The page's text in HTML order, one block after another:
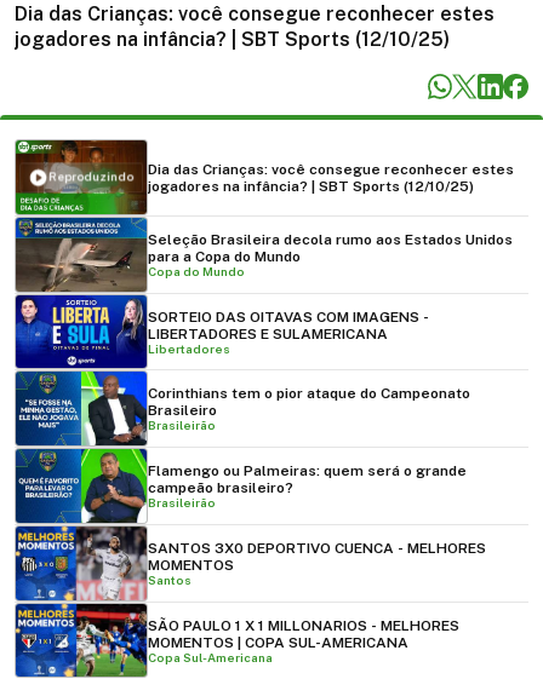
Dia das Crianças: você consegue reconhecer estes
jogadores na infância? | SBT Sports (12/10/25)
Reproduzindo
Dia das Crianças: você consegue reconhecer estes
jogadores na infância? | SBT Sports (12/10/25)
Seleção Brasileira decola rumo aos Estados Unidos
para a Copa do Mundo
Copa do Mundo
SORTEIO DAS OITAVAS COM IMAGENS -
LIBERTADORES E SULAMERICANA
Libertadores
Corinthians tem o pior ataque do Campeonato
Brasileiro
Brasileirão
Flamengo ou Palmeiras: quem será o grande
campeão brasileiro?
Brasileirão
SANTOS 3X0 DEPORTIVO CUENCA - MELHORES
MOMENTOS
Santos
SÃO PAULO 1 X 1 MILLONARIOS - MELHORES
MOMENTOS | COPA SUL-AMERICANA
Copa Sul-Americana